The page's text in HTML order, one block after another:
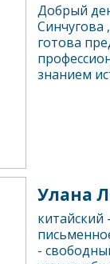
Добрый
готова
знанием
Улана
китайский
-